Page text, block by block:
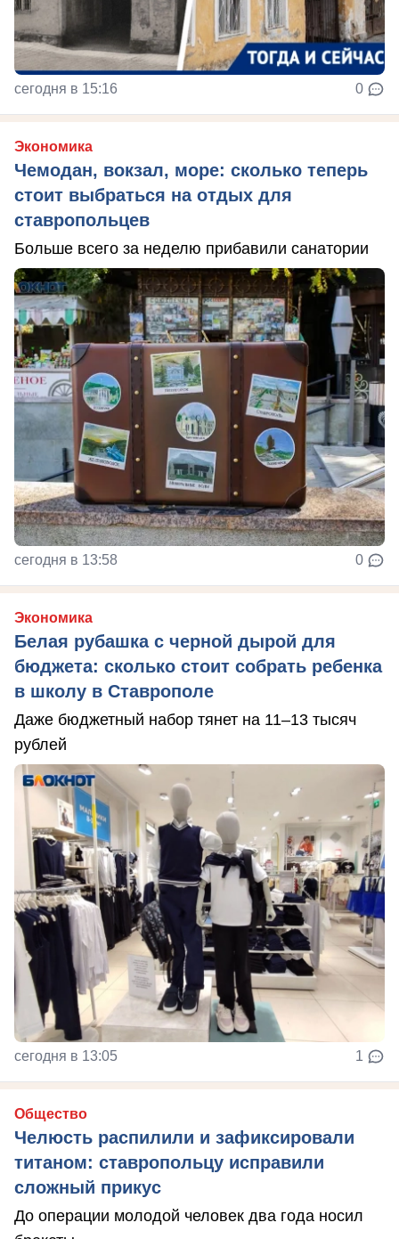
сегодня в 15:16 0
Экономика
Чемодан, вокзал, море: сколько теперь
стоит выбраться на отдых для
ставропольцев
Больше всего за неделю прибавили санатории
сегодня в 13:58 0
Экономика
Белая рубашка с черной дырой для
бюджета: сколько стоит собрать ребенка
в школу в Ставрополе
Даже бюджетный набор тянет на 11–13 тысяч
рублей
сегодня в 13:05 1
Общество
Челюсть распилили и зафиксировали
титаном: ставропольцу исправили
сложный прикус
До операции молодой человек два года носил